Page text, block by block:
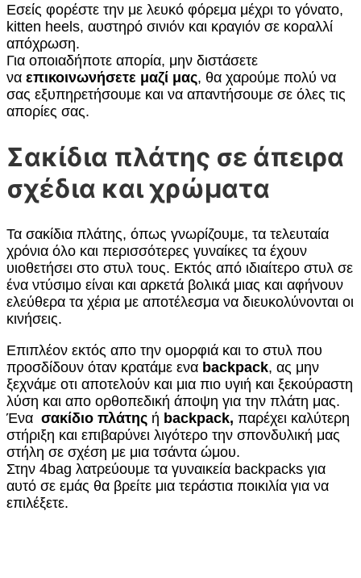
Εσείς φορέστε την με λευκό φόρεμα μέχρι το γόνατο,
kitten heels, αυστηρό σινιόν και κραγιόν σε κοραλλί
απόχρωση.
Για οποιαδήποτε απορία, μην διστάσετε
να επικοινωνήσετε μαζί μας, θα χαρούμε πολύ να
σας εξυπηρετήσουμε και να απαντήσουμε σε όλες τις
απορίες σας.
Σακίδια πλάτης σε άπειρα
σχέδια και χρώματα
Τα σακίδια πλάτης, όπως γνωρίζουμε, τα τελευταία
χρόνια όλο και περισσότερες γυναίκες τα έχουν
υιοθετήσει στο στυλ τους. Εκτός από ιδιαίτερο στυλ σε
ένα ντύσιμο είναι και αρκετά βολικά μιας και αφήνουν
ελεύθερα τα χέρια με αποτέλεσμα να διευκολύνονται οι
κινήσεις.
Επιπλέον εκτός απο την ομορφιά και το στυλ που
προσδίδουν όταν κρατάμε ενα backpack, ας μην
ξεχνάμε οτι αποτελούν και μια πιο υγιή και ξεκούραστη
λύση και απο ορθοπεδική άποψη για την πλάτη μας.
Ένα σακίδιο πλάτης ή backpack, παρέχει καλύτερη
στήριξη και επιβαρύνει λιγότερο την σπονδυλική μας
στήλη σε σχέση με μια τσάντα ώμου.
Στην 4bag λατρεύουμε τα γυναικεία backpacks για
αυτό σε εμάς θα βρείτε μια τεράστια ποικιλία για να
επιλέξετε.